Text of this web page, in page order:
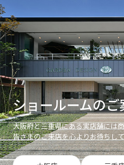
ショールームのご
大阪府と三重県にある実店舗には
皆さまのご来店を心よりお待ちし